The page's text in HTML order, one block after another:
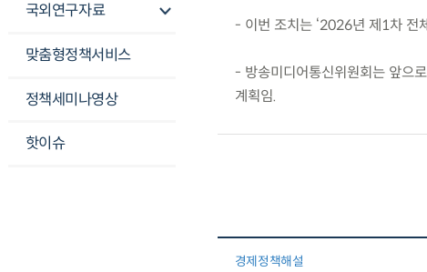
국외연구자료
맞춤형정책서비스
정책세미나영상
핫이슈
- 이번 조치는 ‘2026년 제1차 전
- 방송미디어통신위원회는 앞으
계획임.
경제정책해설